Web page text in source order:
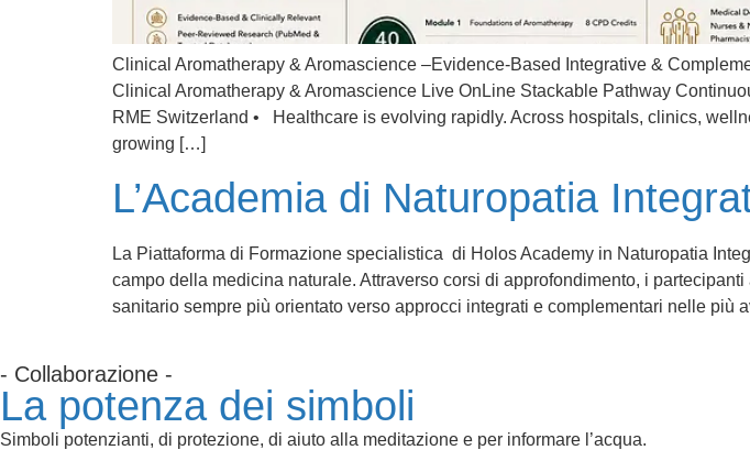
Clinical Aromatherapy & Aromascience –Evidence-Based Integrative &
Clinical Aromatherapy & Aromascience Live OnLine Stackable Pathway
RME Switzerland • Healthcare is evolving rapidly. Across hospitals, clinics,
growing […]
L’Academia di Naturopatia
La Piattaforma di Formazione specialistica di Holos Academy in Naturopatia
campo della medicina naturale. Attraverso corsi di approfondimento, i
sanitario sempre più orientato verso approcci integrati e complementari nelle più
- Collaborazione -
La potenza dei simboli
Simboli potenzianti, di protezione, di aiuto alla meditazione e per informare l’acqua.